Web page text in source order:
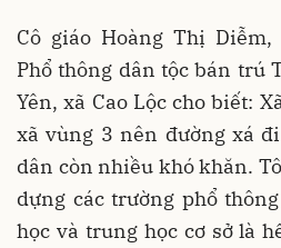
Cô giáo Hoàng Thị
Phổ thông dân tộc bán trú
Yên, xã Cao Lộc cho biết:
xã vùng 3 nên đường xá
dân còn nhiều khó khăn.
dựng các trường phổ
học và trung học cơ sở là